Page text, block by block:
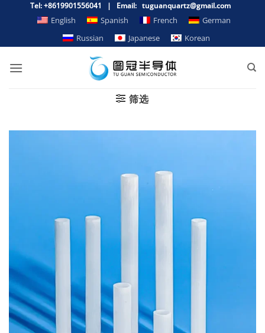
Tel: +8619901556041 | Email: tuguanquartz@gmail.com
English Spanish French
German
Russian
Japanese Korean
筛选